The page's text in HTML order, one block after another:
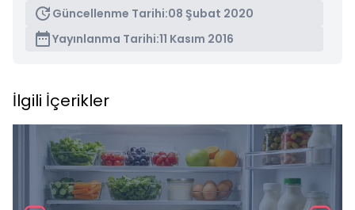
Güncellenme Tarihi:08 Şubat 2020
Yayınlanma Tarihi:11 Kasım 2016
İlgili İçerikler